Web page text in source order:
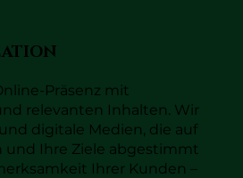
Präsenz mit
relevanten Inhalten. Wir
digitale Medien, die auf
und Ihre Ziele abgestimmt
Ihrer Kunden –